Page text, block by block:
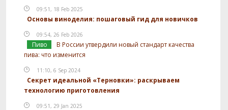
09:51, 18 Feb 2025
Основы виноделия: пошаговый гид для новичков
09:54, 26 Feb 2026
Пиво
В России утвердили новый стандарт качества
пива: что изменится
11:10, 6 Sep 2024
Секрет идеальной «Терновки»: раскрываем
технологию приготовления
09:51, 29 Jan 2025